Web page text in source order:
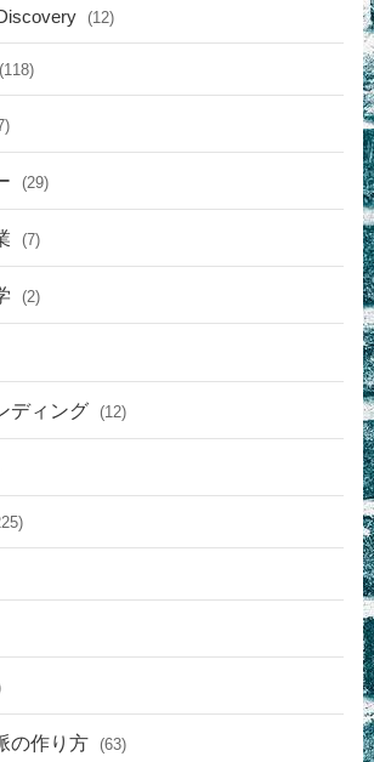
(12)
(118)
(29)
(7)
(2)
ディング (12)
の作り方 (63)